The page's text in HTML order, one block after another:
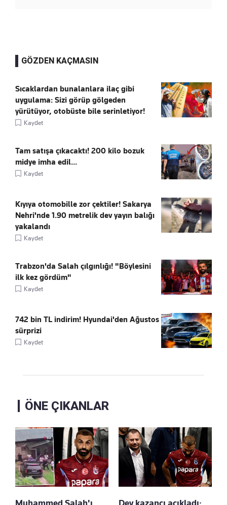
GÖZDEN KAÇMASIN
Sıcaklardan bunalanlara ilaç gibi
uygulama: Sizi görüp gölgeden
yürütüyor, otobüste bile serinletiyor!
Kaydet
Tam satışa çıkacaktı! 200 kilo bozuk
midye imha edil...
Kaydet
Kıyıya otomobille zor çektiler! Sakarya
Nehri'nde 1.90 metrelik dev yayın balığı
yakalandı
Kaydet
Trabzon'da Salah çılgınlığı! "Böylesini
ilk kez gördüm"
Kaydet
742 bin TL indirim! Hyundai'den Ağustos
sürprizi
Kaydet
ÖNE ÇIKANLAR
Muhammed Salah'ı Dev kazancı açıkladı: